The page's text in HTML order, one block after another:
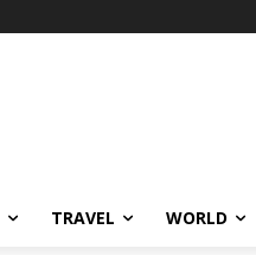
TRAVEL WORLD